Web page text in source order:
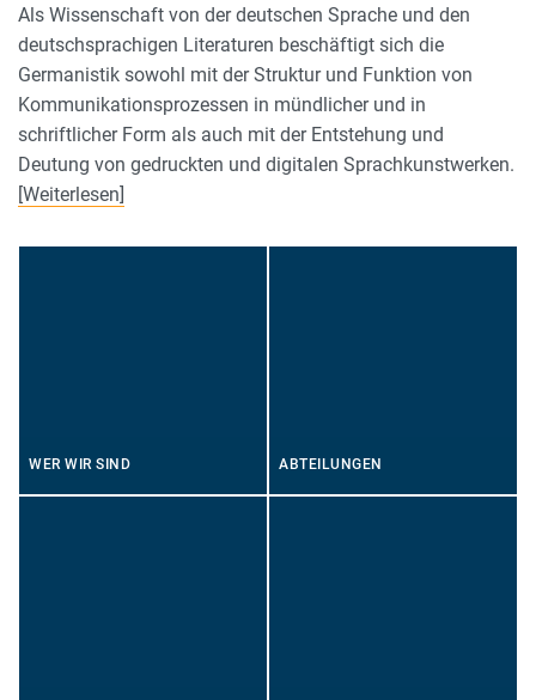
Als Wissenschaft von der deutschen Sprache und den
deutschsprachigen Literaturen beschäftigt sich die
Germanistik sowohl mit der Struktur und Funktion von
Kommunikationsprozessen in mündlicher und in
schriftlicher Form als auch mit der Entstehung und
Deutung von gedruckten und digitalen Sprachkunstwerken.
[Weiterlesen]
WER WIR SIND ABTEILUNGEN